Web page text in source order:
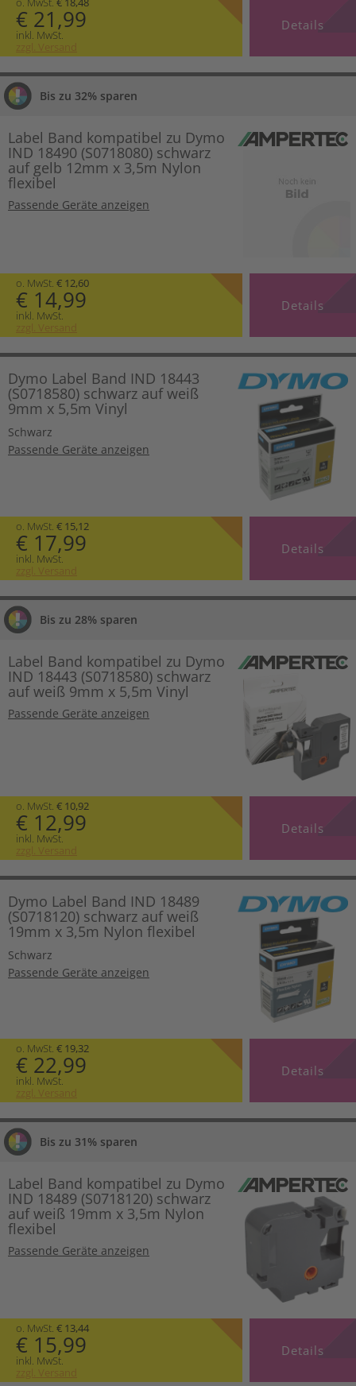
€ 21,99
inkl. MwSt.
zzgl. Versand
Details
Bis zu 32% sparen
Label Band kompatibel zu Dymo
IND 18490 (S0718080) schwarz
auf gelb 12mm x 3,5m Nylon
flexibel
Passende Geräte anzeigen
o. MwSt. € 12,60
€ 14,99
inkl. MwSt.
zzgl. Versand
Details
Dymo Label Band IND 18443
(S0718580) schwarz auf weiß
9mm x 5,5m Vinyl
Schwarz
Passende Geräte anzeigen
o. MwSt. € 15,12
€ 17,99
inkl. MwSt.
zzgl. Versand
Details
Bis zu 28% sparen
Label Band kompatibel zu Dymo
IND 18443 (S0718580) schwarz
auf weiß 9mm x 5,5m Vinyl
Passende Geräte anzeigen
o. MwSt. € 10,92
€ 12,99
inkl. MwSt.
zzgl. Versand
Details
Dymo Label Band IND 18489
(S0718120) schwarz auf weiß
19mm x 3,5m Nylon flexibel
Schwarz
Passende Geräte anzeigen
o. MwSt. € 19,32
€ 22,99
inkl. MwSt.
zzgl. Versand
Details
Bis zu 31% sparen
Label Band kompatibel zu Dymo
IND 18489 (S0718120) schwarz
auf weiß 19mm x 3,5m Nylon
flexibel
Passende Geräte anzeigen
o. MwSt. € 13,44
€ 15,99
inkl. MwSt.
zzgl. Versand
Details